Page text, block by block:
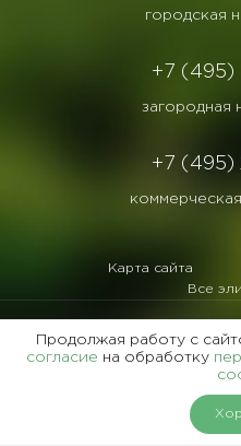
городская
+7 (495)
загородная
+7 (495)
Карта сайта
Все
2026 гг.
Все
Копирование и воспроизведение
Продолжая работу с
согласие на обработку